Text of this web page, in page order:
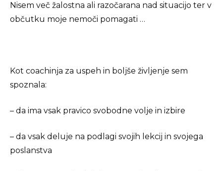
Nisem več žalostna ali razočarana nad situacijo ter v
občutku moje nemoči pomagati …
Kot coachinja za uspeh in boljše življenje sem
spoznala:
– da ima vsak pravico svobodne volje in izbire
– da vsak deluje na podlagi svojih lekcij in svojega
poslanstva